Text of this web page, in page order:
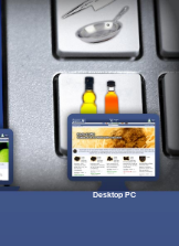
Desktop PC